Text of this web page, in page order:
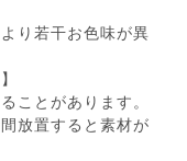
り若干お色味が異
ことがあります。
放置すると素材が